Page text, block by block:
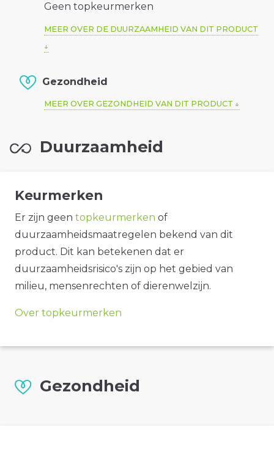
Geen topkeurmerken
MEER OVER DE DUURZAAMHEID VAN DIT PRODUCT
Gezondheid
MEER OVER GEZONDHEID VAN DIT PRODUCT
Duurzaamheid
Keurmerken
Er zijn geen topkeurmerken of
duurzaamheidsmaatregelen bekend van dit
product. Dit kan betekenen dat er
duurzaamheidsrisico's zijn op het gebied van
milieu, mensenrechten of dierenwelzijn.
Over topkeurmerken
Gezondheid